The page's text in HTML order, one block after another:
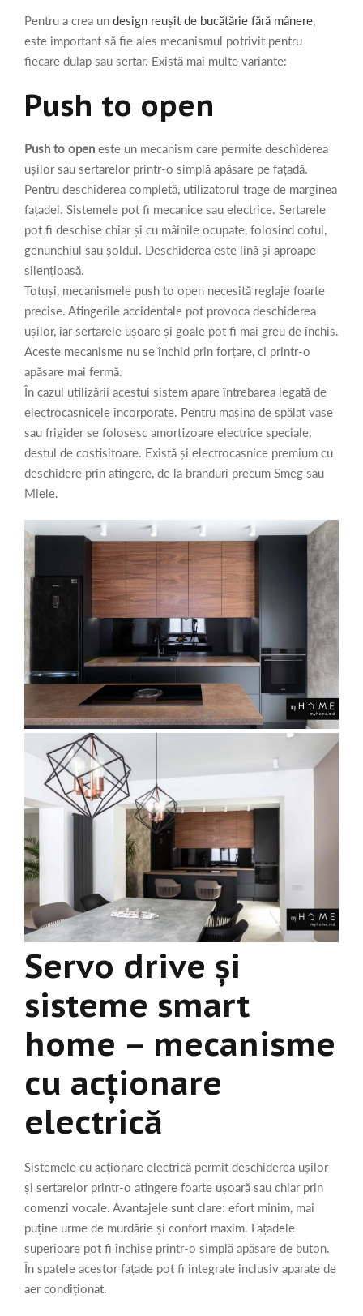
Pentru a crea un design reușit de bucătărie fără mânere,
este important să fie ales mecanismul potrivit pentru
fiecare dulap sau sertar. Există mai multe variante:
Push to open
Push to open este un mecanism care permite deschiderea
ușilor sau sertarelor printr-o simplă apăsare pe fațadă.
Pentru deschiderea completă, utilizatorul trage de marginea
fațadei. Sistemele pot fi mecanice sau electrice. Sertarele
pot fi deschise chiar și cu mâinile ocupate, folosind cotul,
genunchiul sau șoldul. Deschiderea este lină și aproape
silențioasă.
Totuși, mecanismele push to open necesită reglaje foarte
precise. Atingerile accidentale pot provoca deschiderea
ușilor, iar sertarele ușoare și goale pot fi mai greu de închis.
Aceste mecanisme nu se închid prin forțare, ci printr-o
apăsare mai fermă.
În cazul utilizării acestui sistem apare întrebarea legată de
electrocasnicele încorporate. Pentru mașina de spălat vase
sau frigider se folosesc amortizoare electrice speciale,
destul de costisitoare. Există și electrocasnice premium cu
deschidere prin atingere, de la branduri precum Smeg sau
Miele.
Servo drive și
sisteme smart
home – mecanisme
cu acționare
electrică
Sistemele cu acționare electrică permit deschiderea ușilor
și sertarelor printr-o atingere foarte ușoară sau chiar prin
comenzi vocale. Avantajele sunt clare: efort minim, mai
puține urme de murdărie și confort maxim. Fațadele
superioare pot fi închise printr-o simplă apăsare de buton.
În spatele acestor fațade pot fi integrate inclusiv aparate de
aer condiționat.